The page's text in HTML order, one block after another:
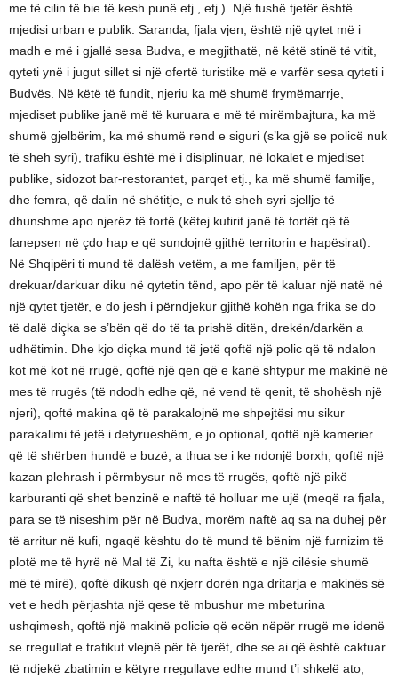
me të cilin të bie të kesh punë etj., etj.). Një fushë tjetër është
mjedisi urban e publik. Saranda, fjala vjen, është një qytet më i
madh e më i gjallë sesa Budva, e megjithatë, në këtë stinë të vitit,
qyteti ynë i jugut sillet si një ofertë turistike më e varfër sesa qyteti i
Budvës. Në këtë të fundit, njeriu ka më shumë frymëmarrje,
mjediset publike janë më të kuruara e më të mirëmbajtura, ka më
shumë gjelbërim, ka më shumë rend e siguri (s’ka gjë se policë nuk
të sheh syri), trafiku është më i disiplinuar, në lokalet e mjediset
publike, sidozot bar-restorantet, parqet etj., ka më shumë familje,
dhe femra, që dalin në shëtitje, e nuk të sheh syri sjellje të
dhunshme apo njerëz të fortë (këtej kufirit janë të fortët që të
fanepsen në çdo hap e që sundojnë gjithë territorin e hapësirat).
Në Shqipëri ti mund të dalësh vetëm, a me familjen, për të
drekuar/darkuar diku në qytetin tënd, apo për të kaluar një natë në
një qytet tjetër, e do jesh i përndjekur gjithë kohën nga frika se do
të dalë diçka se s’bën që do të ta prishë ditën, drekën/darkën a
udhëtimin. Dhe kjo diçka mund të jetë qoftë një polic që të ndalon
kot më kot në rrugë, qoftë një qen që e kanë shtypur me makinë në
mes të rrugës (të ndodh edhe që, në vend të qenit, të shohësh një
njeri), qoftë makina që të parakalojnë me shpejtësi mu sikur
parakalimi të jetë i detyrueshëm, e jo optional, qoftë një kamerier
që të shërben hundë e buzë, a thua se i ke ndonjë borxh, qoftë një
kazan plehrash i përmbysur në mes të rrugës, qoftë një pikë
karburanti që shet benzinë e naftë të holluar me ujë (meqë ra fjala,
para se të niseshim për në Budva, morëm naftë aq sa na duhej për
të arritur në kufi, ngaqë kështu do të mund të bënim një furnizim të
plotë me të hyrë në Mal të Zi, ku nafta është e një cilësie shumë
më të mirë), qoftë dikush që nxjerr dorën nga dritarja e makinës së
vet e hedh përjashta një qese të mbushur me mbeturina
ushqimesh, qoftë një makinë policie që ecën nëpër rrugë me idenë
se rregullat e trafikut vlejnë për të tjerët, dhe se ai që është caktuar
të ndjekë zbatimin e këtyre rregullave edhe mund t’i shkelë ato,